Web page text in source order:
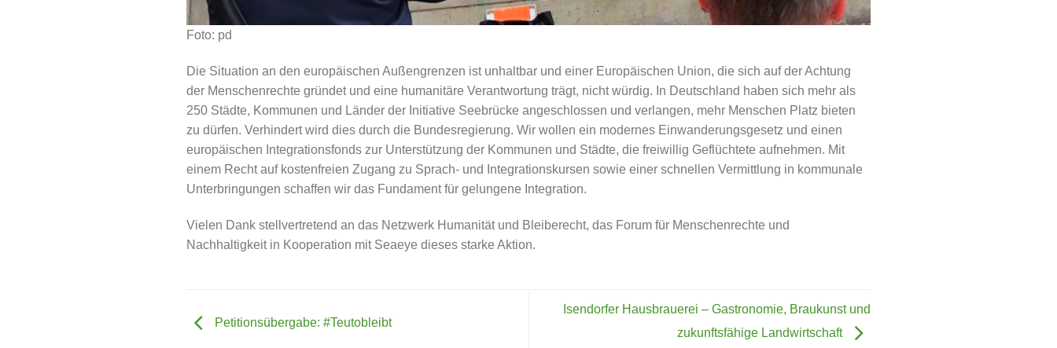
Foto: pd
Die Situation an den europäischen Außengrenzen ist unhaltbar und einer Europäischen Union, die sich auf der Achtung
der Menschenrechte gründet und eine humanitäre Verantwortung trägt, nicht würdig. In Deutschland haben sich mehr als
250 Städte, Kommunen und Länder der Initiative Seebrücke angeschlossen und verlangen, mehr Menschen Platz bieten
zu dürfen. Verhindert wird dies durch die Bundesregierung. Wir wollen ein modernes Einwanderungsgesetz und einen
europäischen Integrationsfonds zur Unterstützung der Kommunen und Städte, die freiwillig Geflüchtete aufnehmen. Mit
einem Recht auf kostenfreien Zugang zu Sprach- und Integrationskursen sowie einer schnellen Vermittlung in kommunale
Unterbringungen schaffen wir das Fundament für gelungene Integration.
Vielen Dank stellvertretend an das Netzwerk Humanität und Bleiberecht, das Forum für Menschenrechte und
Nachhaltigkeit in Kooperation mit Seaeye dieses starke Aktion.
Petitionsübergabe: #Teutobleibt
Isendorfer Hausbrauerei – Gastronomie, Braukunst und
zukunftsfähige Landwirtschaft